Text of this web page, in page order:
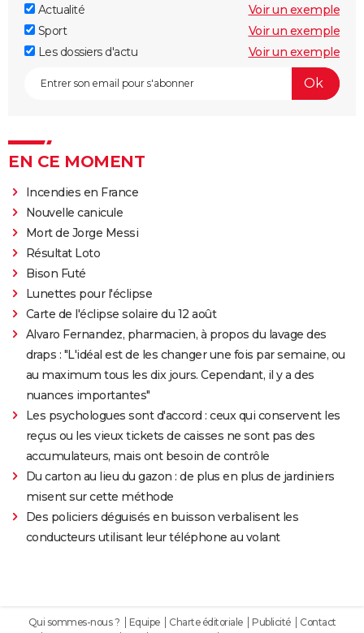
Actualité
Voir un exemple
Sport
Voir un exemple
Les dossiers d'actu
Voir un exemple
EN CE MOMENT
Incendies en France
Nouvelle canicule
Mort de Jorge Messi
Résultat Loto
Bison Futé
Lunettes pour l'éclipse
Carte de l'éclipse solaire du 12 août
Alvaro Fernandez, pharmacien, à propos du lavage des
draps : "L'idéal est de les changer une fois par semaine, ou
au maximum tous les dix jours. Cependant, il y a des
nuances importantes"
Les psychologues sont d'accord : ceux qui conservent les
reçus ou les vieux tickets de caisses ne sont pas des
accumulateurs, mais ont besoin de contrôle
Du carton au lieu du gazon : de plus en plus de jardiniers
misent sur cette méthode
Des policiers déguisés en buisson verbalisent les
conducteurs utilisant leur téléphone au volant
Qui sommes-nous ? Equipe Charte éditoriale Publicité
Contact